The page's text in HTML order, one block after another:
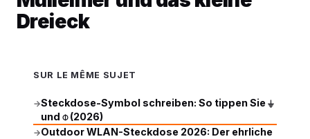
Dreieck
SUR LE MÊME SUJET
→Steckdose-Symbol schreiben: So tippen Sie ⏚
und ⌽ (2026)
→Outdoor WLAN-Steckdose 2026: Der ehrliche